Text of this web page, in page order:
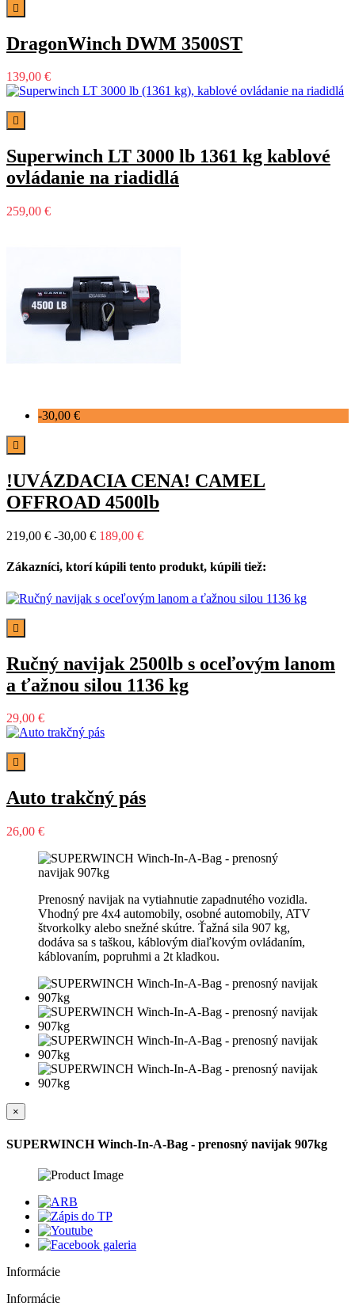

DragonWinch DWM 3500ST
139,00 €

Superwinch LT 3000 lb 1361 kg kablové
ovládanie na riadidlá
259,00 €
-30,00 €

!UVÁZDACIA CENA! CAMEL
OFFROAD 4500lb
219,00 € -30,00 € 189,00 €
Zákazníci, ktorí kúpili tento produkt, kúpili tiež:

Ručný navijak 2500lb s oceľovým lanom
a ťažnou silou 1136 kg
29,00 €

Auto trakčný pás
26,00 €
Prenosný navijak na vytiahnutie zapadnutého vozidla.
Vhodný pre 4x4 automobily, osobné automobily, ATV
štvorkolky alebo snežné skútre. Ťažná sila 907 kg,
dodáva sa s taškou, káblovým diaľkovým ovládaním,
káblovaním, popruhmi a 2t kladkou.
×
SUPERWINCH Winch-In-A-Bag - prenosný navijak 907kg
Informácie
Informácie